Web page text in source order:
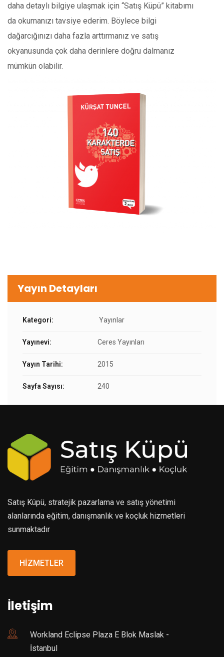
daha detaylı bilgiye ulaşmak için “Satış Küpü” kitabımı
da okumanızı tavsiye ederim. Böylece bilgi
dağarcığınızı daha fazla arttırmanız ve satış
okyanusunda çok daha derinlere doğru dalmanız
mümkün olabilir.
Yayın Detayları
Kategori: Yayınlar
Yayınevi: Ceres Yayınları
Yayın Tarihi: 2015
Sayfa Sayısı: 240
Satış Küpü, stratejik pazarlama ve satış yönetimi
alanlarında eğitim, danışmanlık ve koçluk hizmetleri
sunmaktadır
HİZMETLER
İletişim
Workland Eclipse Plaza E Blok Maslak -
İstanbul